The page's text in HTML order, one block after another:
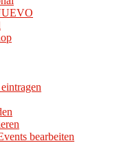
bearbeiten